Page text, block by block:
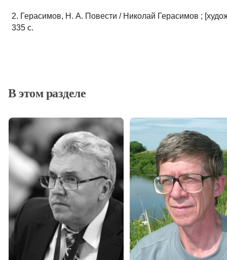
2. Герасимов, Н. А. Повести / Николай Герасимов ;
335 с.
В этом разделе